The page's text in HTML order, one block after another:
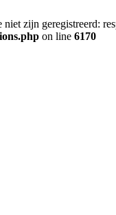
zijn geregistreerd:
on line 6170